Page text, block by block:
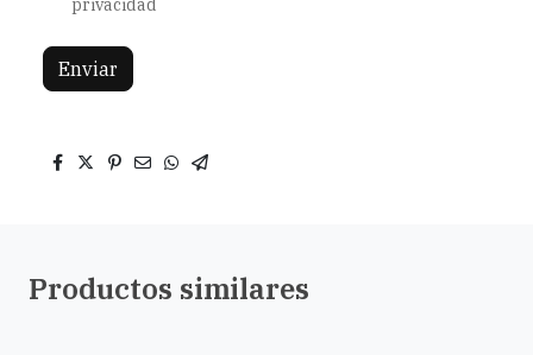
privacidad
Enviar
Productos similares